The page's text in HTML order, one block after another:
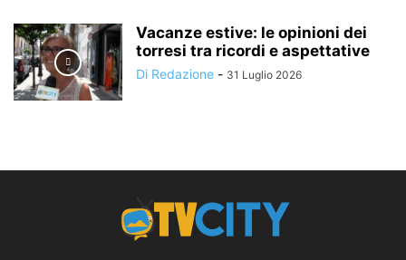
Vacanze estive: le opinioni dei
torresi tra ricordi e aspettative
Di Redazione - 31 Luglio 2026